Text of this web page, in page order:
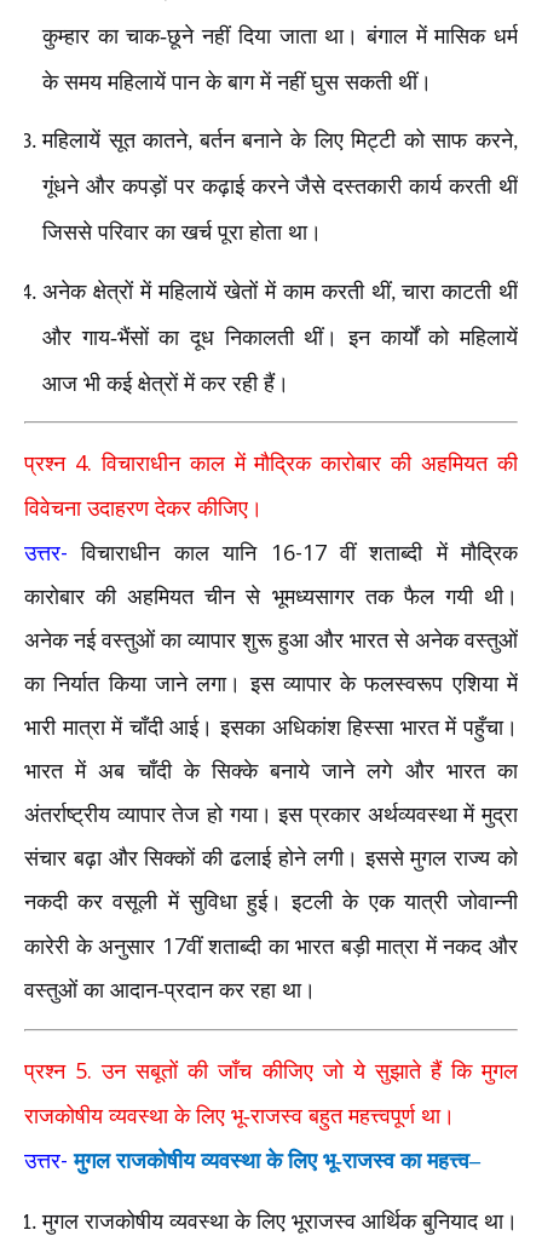
कुम्हार का चाक-छूने नहीं दिया जाता था। बंगाल में मासिक धर्म
के समय महिलायें पान के बाग में नहीं घुस सकती थीं।
महिलायें सूत कातने,बर्तन बनाने के लिए मिट्टी को साफ करने,
गूंधने और कपड़ों पर कढ़ाई करने जैसे दस्तकारी कार्य करती थीं
जिससे परिवार का खर्च पूरा होता था।
अनेक क्षेत्रों में महिलायें खेतों में काम करती थीं,चारा काटती थीं
और गाय-भैंसों का दूध निकालती थीं। इन कार्यों को महिलायें
आज भी कई क्षेत्रों में कर रही हैं।
प्रश्न 4.विचाराधीन काल में मौद्रिक कारोबार की अहमियत की
विवेचना उदाहरण देकर कीजिए।
उत्तर- विचाराधीन काल यानि 16-17वीं शताब्दी में मौद्रिक
कारोबार की अहमियत चीन से भूमध्यसागर तक फैल गयी थी।
अनेक नई वस्तुओं का व्यापार शुरू हुआ और भारत से अनेक वस्तुओं
का निर्यात किया जाने लगा। इस व्यापार के फलस्वरूप एशिया में
भारी मात्रा में चाँदी आई। इसका अधिकांश हिस्सा भारत में पहुँचा।
भारत में अब चाँदी के सिक्के बनाये जाने लगे और भारत का
अंतर्राष्ट्रीय व्यापार तेज हो गया। इस प्रकार अर्थव्यवस्था में मुद्रा
संचार बढ़ा और सिक्कों की ढलाई होने लगी। इससे मुगल राज्य को
नकदी कर वसूली में सुविधा हुई। इटली के एक यात्री जोवान्नी
कारेरी के अनुसार 17वीं शताब्दी का भारत बड़ी मात्रा में नकद और
वस्तुओं का आदान-प्रदान कर रहा था।
प्रश्न 5.उन सबूतों की जाँच कीजिए जो ये सुझाते हैं कि मुगल
राजकोषीय व्यवस्था के लिए भू-राजस्व बहुत महत्त्वपूर्ण था।
उत्तर- मुगल राजकोषीय व्यवस्था के लिए भू-राजस्व का महत्त्व–
मुगल राजकोषीय व्यवस्था के लिए भूराजस्व आर्थिक बुनियाद था।